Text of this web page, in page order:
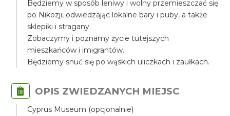
Będziemy w sposób leniwy i wolny przemieszczać się
po Nikozji, odwiedzając lokalne bary i puby, a także
sklepiki i stragany.
Zobaczymy i poznamy życie tutejszych
mieszkańców i imigrantów.
Będziemy snuć się po wąskich uliczkach i zaułkach.
OPIS ZWIEDZANYCH MIEJSC
Cyprus Museum (opcjonalnie)